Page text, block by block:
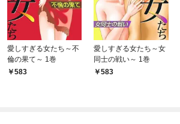
愛しすぎる女たち～不
倫の果て～ 1巻
583
愛しすぎる女たち～女
同士の戦い～ 1巻
583